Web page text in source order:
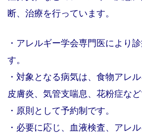
断、治療を行っています。
・アレルギー学会専門医により
す。
・対象となる病気は、食物アレ
皮膚炎、気管支喘息、花粉症など
・原則として予約制です。
・必要に応じ、血液検査、アレ